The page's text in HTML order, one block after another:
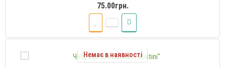
75.00грн.
Немає в наявності